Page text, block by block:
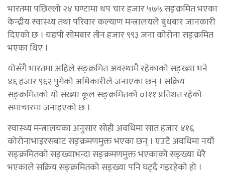
भारतमा पछिल्लो २४ घण्टामा थप चार हजार ५७५ सङ्क्रमित भएका
केन्द्रीय स्वास्थ्य तथा परिवार कल्याण मन्त्रालयले बुधबार जानकारी
दिएको छ । यद्यपी सोमबार तीन हजार ९९३ जना कोरोना सङ्क्रमित
भएका थिए ।
योसँगै भारतमा अहिले सङ्क्रमित अवस्थामै रहेकाको सङ्ख्या भने
४६ हजार ९६२ पुगेको अधिकारीले जनाएका छन् । सक्रिय
सङ्क्रमितको यो संख्या कूल सङ्क्रमितको ०।११ प्रतिशत रहेको
समाचारमा जनाइएको छ ।
स्वास्थ्य मन्त्रालयका अनुसार सोही अवधिमा सात हजार ४१६
कोरोनाभाइरसबाट सङ्क्रमणमुक्त भएका छन् । एउटै अवधिमा नयाँ
सङ्क्रमितको सङ्ख्याभन्दा सङ्क्रमणमुक्त भएकाको सङ्ख्या धेरै
भएकाले सक्रिय सङ्क्रमितको सङ्ख्या पनि घट्दै गइरहेको हो ।